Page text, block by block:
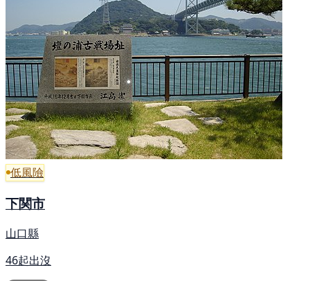
低風險
下関市
山口縣
46起出沒